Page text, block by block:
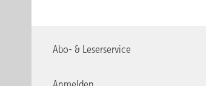
Abo- & Leserservice